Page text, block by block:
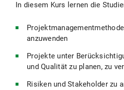
In diesem Kurs lernen die
anzuwenden
Projekte unter
und Qualität zu planen, zu
Risiken und Stakeholder zu